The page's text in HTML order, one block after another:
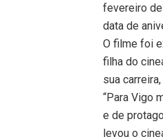
fevereiro
data de
O filme foi
filha do
sua
“Para Vigo
e de
levou o